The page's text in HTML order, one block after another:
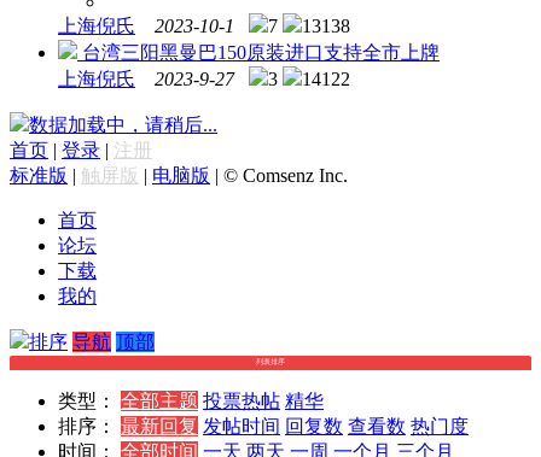
上海倪氏 2023-10-1 7
13138
台湾三阳黑曼巴150原装进口支持全市上牌
上海倪氏
2023-9-27 3 14122
数据加载中，请稍后...
首页 | 登录 | 注册
标准版 | 触屏版 | 电脑版 | © Comsenz Inc.
首页
论坛
下载
我的
排序 导航 顶部
列表排序
类型： 全部主题 投票热帖 精华
排序：
最新回复 发帖时间 回复数 查看数 热门度
时间：
全部时间 一天 两天 一周 一个月 三个月